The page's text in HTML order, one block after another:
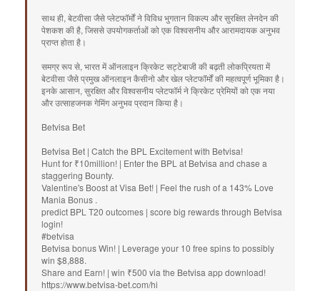
साथ ही, बेटवीसा जैसे प्लेटफॉर्मों ने विविध भुगतान विकल्प और सुरक्षित लेनदेन की
पेशकश की है, जिससे उपयोगकर्ताओं को एक विश्वसनीय और आरामदायक अनुभव
प्राप्त होता है।
समग्र रूप से, भारत में ऑनलाइन क्रिकेट सट्टेबाजी की बढ़ती लोकप्रियता में
बेटवीसा जैसे प्रमुख ऑनलाइन कैसीनो और खेल प्लेटफॉर्मों की महत्वपूर्ण भूमिका है।
इनके आसान, सुरक्षित और विश्वसनीय प्लेटफॉर्म ने क्रिकेट प्रेमियों को एक नया
और उत्साहजनक गेमिंग अनुभव प्रदान किया है।
Betvisa Bet
Betvisa Bet | Catch the BPL Excitement with Betvisa!
Hunt for ₹10million! | Enter the BPL at Betvisa and chase a
staggering Bounty.
Valentine's Boost at Visa Bet! | Feel the rush of a 143% Love
Mania Bonus .
predict BPL T20 outcomes | score big rewards through Betvisa
login!
#betvisa
Betvisa bonus Win! | Leverage your 10 free spins to possibly
win $8,888.
Share and Earn! | win ₹500 via the Betvisa app download!
https://www.betvisa-bet.com/hi